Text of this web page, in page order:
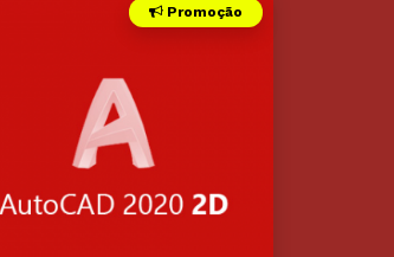
Promoção